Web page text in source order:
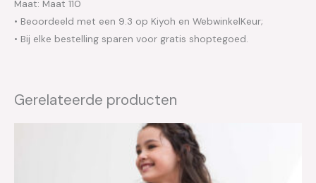
Maat: Maat 110
• Beoordeeld met een 9.3 op Kiyoh en WebwinkelKeur;
• Bij elke bestelling sparen voor gratis shoptegoed.
Gerelateerde producten